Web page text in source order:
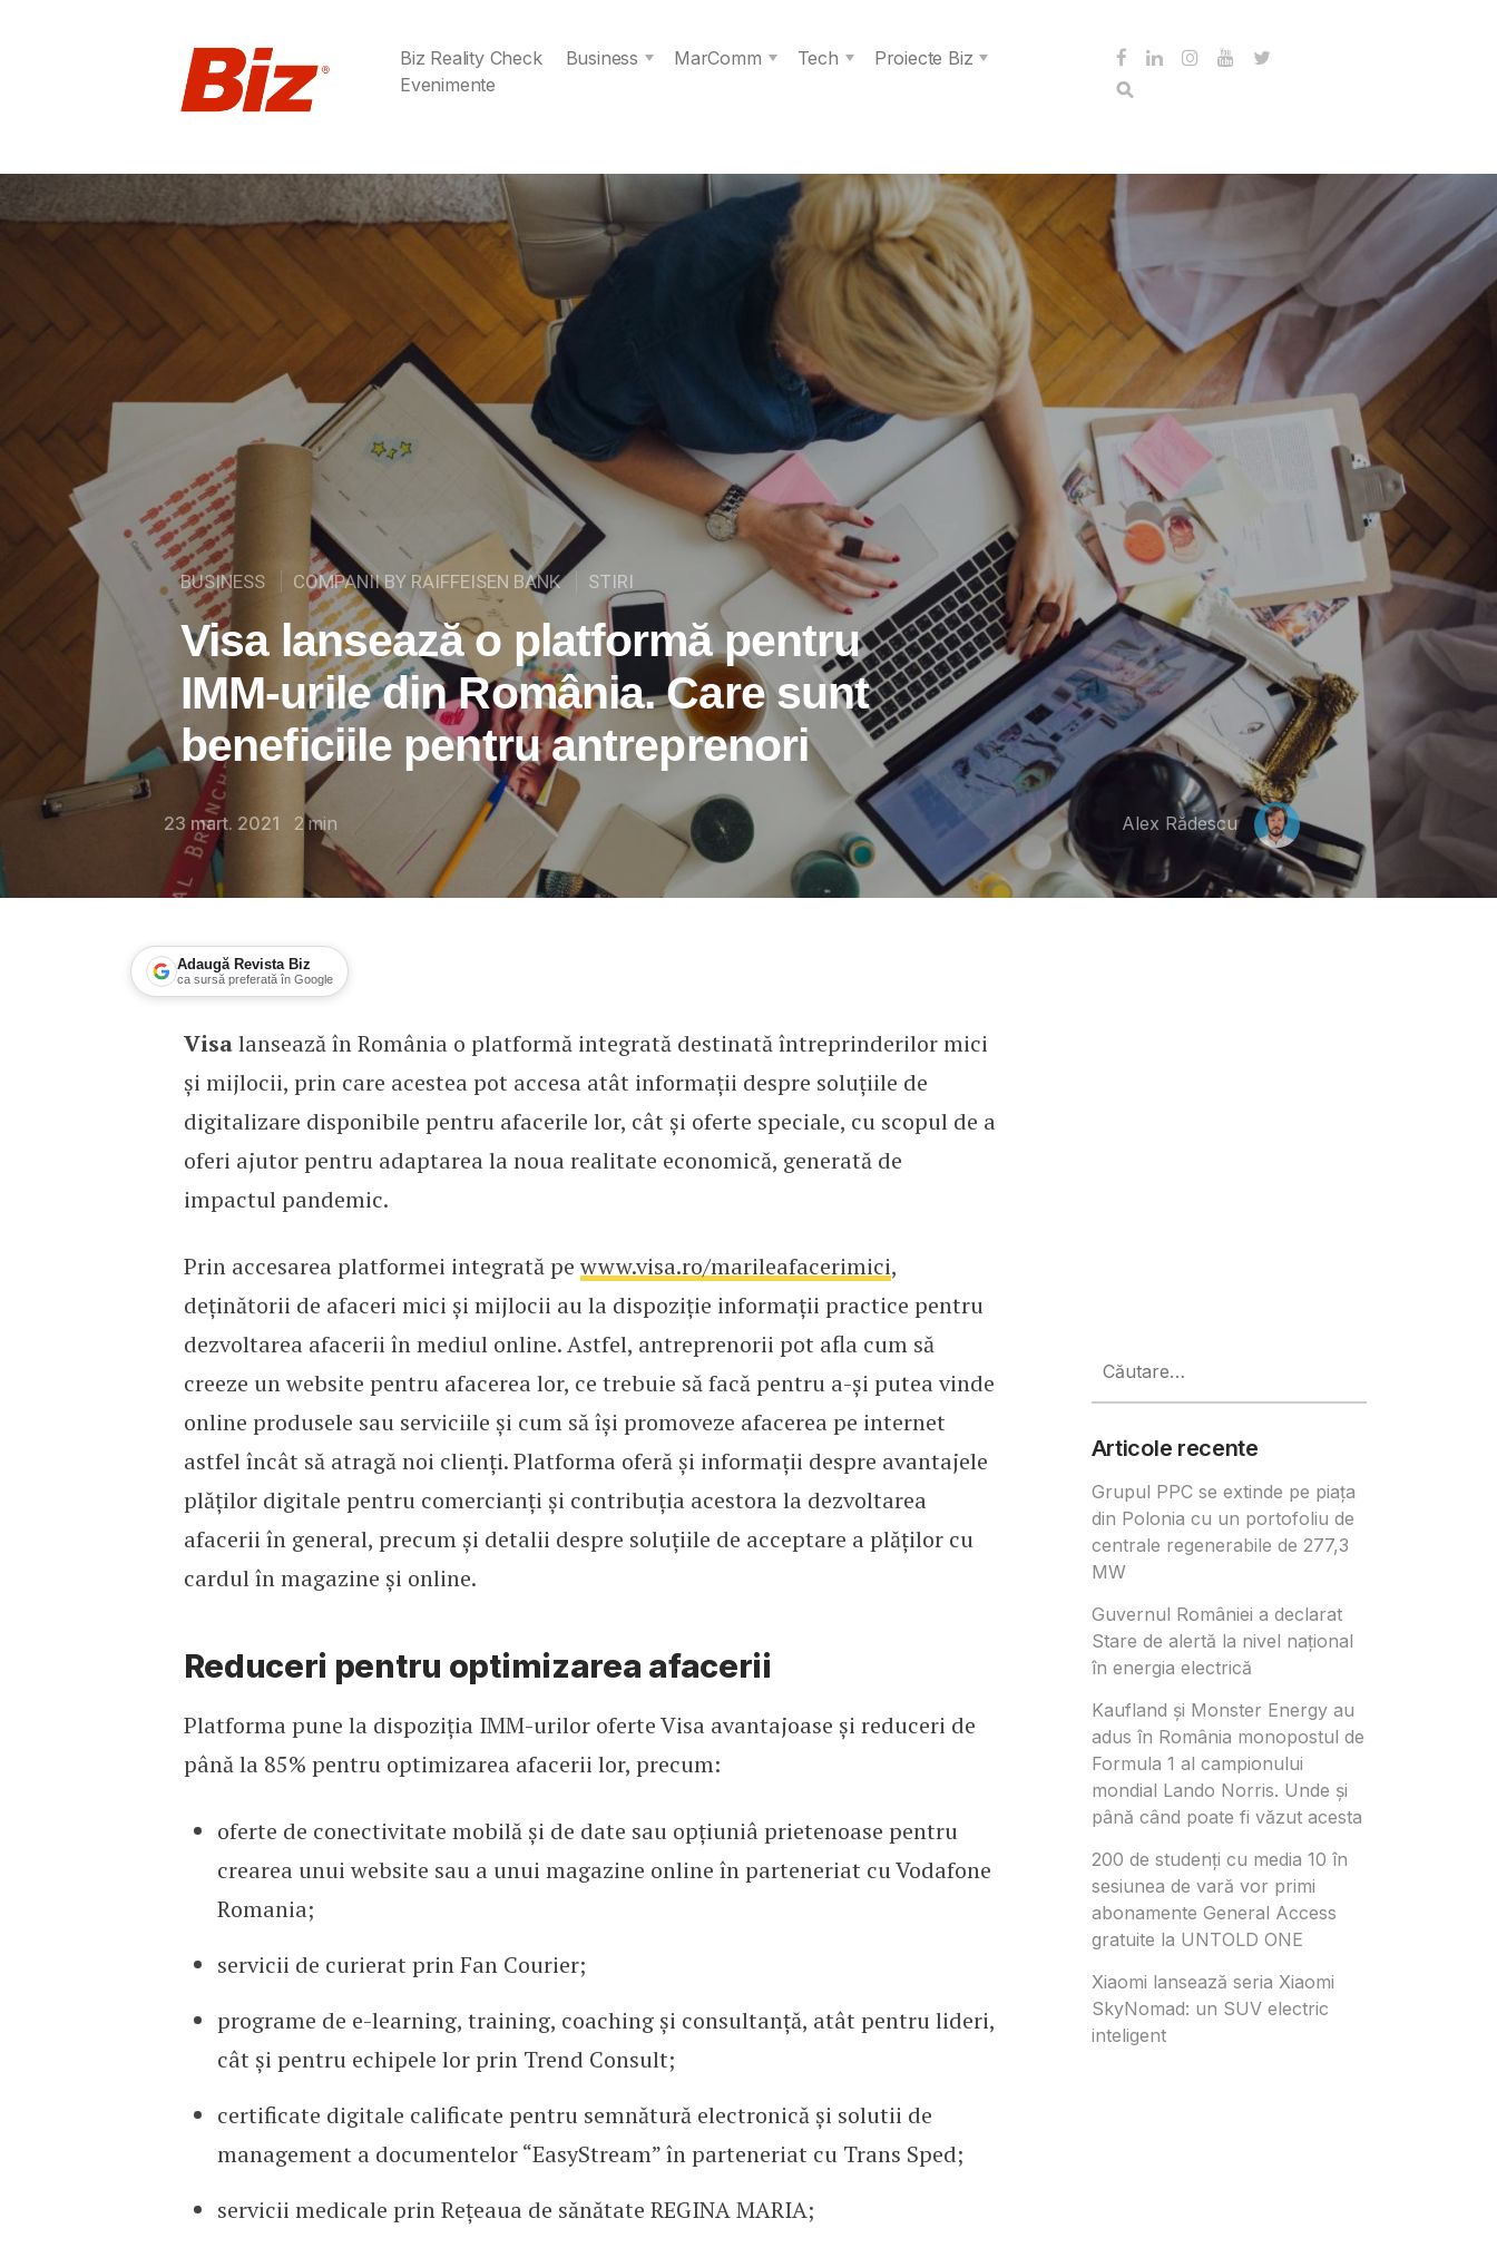
Biz Reality Check Business MarComm Tech
Proiecte Biz
Evenimente
BUSINESS COMPANII BY RAIFFEISEN BANK STIRI
Visa lansează o platformă pentru
IMM-urile din România. Care sunt
beneficiile pentru antreprenori
23 mart. 2021 2 min Alex Rădescu
Adaugă Revista Biz
ca sursă preferată în Google
Visa lansează o platformă pentru IMM-urile din România. Care sunt beneficiile pentru
Visalansează în România o platformă integrată destinată întreprinderilor mici
și mijlocii, prin care acestea pot accesa atât informații despre soluțiile de
digitalizare disponibile pentru afacerile lor, cât și oferte speciale, cu scopul de a
oferi ajutor pentru adaptarea la noua realitate economică, generată de
impactul pandemic.
Prin accesarea platformei integrată pe www.visa.ro/marileafacerimici,
deținătorii de afaceri mici și mijlocii au la dispoziție informații practice pentru
dezvoltarea afacerii în mediul online. Astfel, antreprenorii pot afla cum să
creeze un website pentru afacerea lor, ce trebuie să facă pentru a-și putea vinde
online produsele sau serviciile și cum să își promoveze afacerea pe internet
astfel încât să atragă noi clienți. Platforma oferă și informații despre avantajele
plăților digitale pentru comercianți și contribuția acestora la dezvoltarea
afacerii în general, precum și detalii despre soluțiile de acceptare a plăților cu
cardul în magazine și online.
Reduceri pentru optimizarea afacerii
Platforma pune la dispoziția IMM-urilor oferte Visa avantajoase și reduceri de
până la 85% pentru optimizarea afacerii lor, precum:
oferte de conectivitate mobilă și de date sau opțiuniâ prietenoase pentru
crearea unui website sau a unui magazine online în parteneriat cu Vodafone
Romania;
servicii de curierat prin Fan Courier;
programe de e-learning, training, coaching și consultanță, atât pentru lideri,
cât și pentru echipele lor prin Trend Consult;
certificate digitale calificate pentru semnătură electronică și solutii de
management a documentelor “EasyStream” în parteneriat cu Trans Sped;
servicii medicale prin Rețeaua de sănătate REGINA MARIA;
după:
Articole recente
Grupul PPC se extinde pe piața
din Polonia cu un portofoliu de
centrale regenerabile de 277,3
MW
Guvernul României a declarat
Stare de alertă la nivel național
în energia electrică
Kaufland și Monster Energy au
adus în România monopostul de
Formula 1 al campionului
mondial Lando Norris. Unde și
până când poate fi văzut acesta
200 de studenți cu media 10 în
sesiunea de vară vor primi
abonamente General Access
gratuite la UNTOLD ONE
Xiaomi lansează seria Xiaomi
SkyNomad: un SUV electric
inteligent